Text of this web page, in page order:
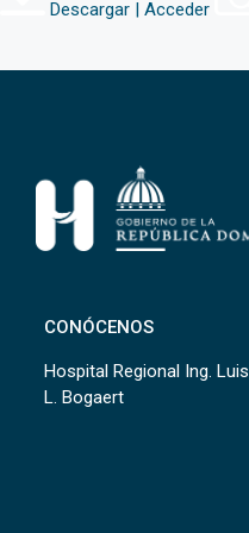
Descargar | Acceder
CONÓCENOS
Hospital Regional Ing. Luis
L. Bogaert